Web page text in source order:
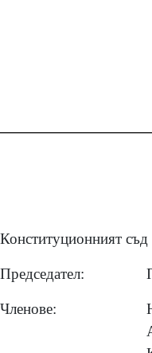
Конституционният съд
Председател:
Членове: